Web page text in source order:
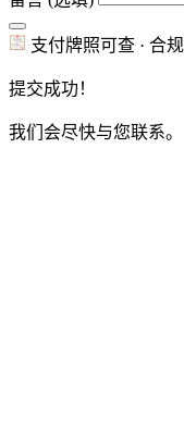
支付牌照可查 · 合
提交成功！
我们会尽快与您联系。